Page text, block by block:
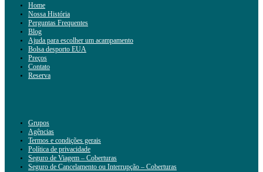
Home
Nossa História
Perguntas Frequentes
Blog
Ajuda para escolher um acampamento
Bolsa desporto EUA
Preços
Contato
Reserva
Grupos
Agências
Termos e condições gerais
Política de privacidade
Seguro de Viagem – Coberturas
Seguro de Cancelamento ou Interrupção – Coberturas